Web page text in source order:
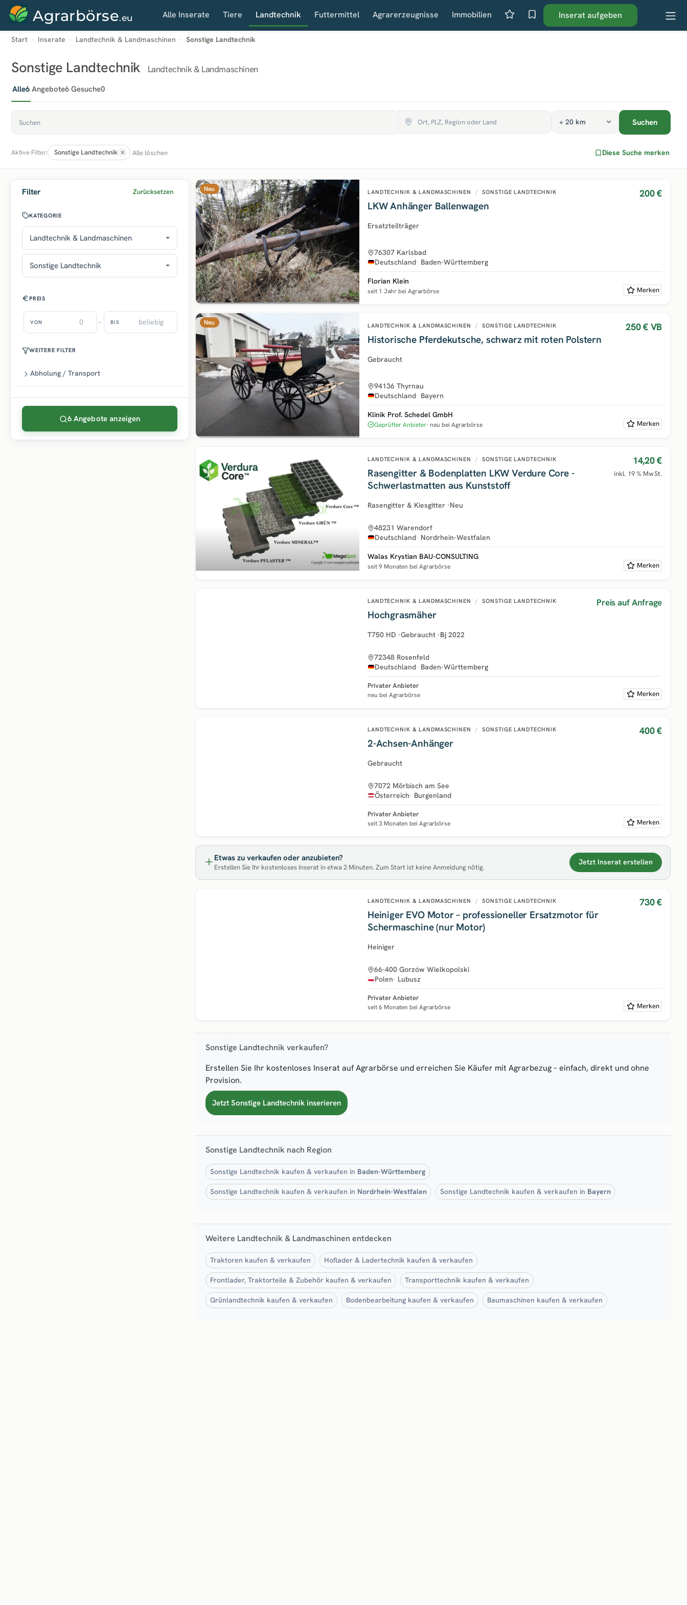
Agrarbörse.eu Alle Inserate Tiere Landtechnik Futtermittel Agrarerzeugnisse Immobilien Inserat aufgeben
Start Inserate Landtechnik & Landmaschinen Sonstige Landtechnik
Sonstige Landtechnik Landtechnik & Landmaschinen
Alle6 Angebote6 Gesuche0
Suchen
Aktive Filter: Sonstige Landtechnik Alle löschen Diese Suche merken
Filter Zurücksetzen
KATEGORIE
Landtechnik & Landmaschinen
Sonstige Landtechnik
PREIS
VON – BIS
WEITERE FILTER
Abholung / Transport
6 Angebote anzeigen
Neu LANDTECHNIK & LANDMASCHINEN / SONSTIGE LANDTECHNIK
LKW Anhänger Ballenwagen
200 €
Ersatzteilträger
76307 Karlsbad
Deutschland Baden-Württemberg
Florian Klein
seit 1 Jahr bei Agrarbörse Merken
Neu LANDTECHNIK & LANDMASCHINEN / SONSTIGE LANDTECHNIK
Historische Pferdekutsche, schwarz mit roten Polstern
250 € VB
Gebraucht
94136 Thyrnau
Deutschland Bayern
Klinik Prof. Schedel GmbH
Geprüfter Anbieter neu bei Agrarbörse Merken
LANDTECHNIK & LANDMASCHINEN / SONSTIGE LANDTECHNIK
Rasengitter & Bodenplatten LKW Verdure Core -
Schwerlastmatten aus Kunststoff
14,20 €
inkl. 19 % MwSt.
Rasengitter & Kiesgitter ·Neu
48231 Warendorf
Deutschland Nordrhein-Westfalen
Walas Krystian BAU-CONSULTING
seit 9 Monaten bei Agrarbörse Merken
LANDTECHNIK & LANDMASCHINEN / SONSTIGE LANDTECHNIK
Hochgrasmäher
Preis auf Anfrage
T750 HD ·Gebraucht ·Bj 2022
72348 Rosenfeld
Deutschland Baden-Württemberg
Privater Anbieter
neu bei Agrarbörse Merken
LANDTECHNIK & LANDMASCHINEN / SONSTIGE LANDTECHNIK
2-Achsen-Anhänger
400 €
Gebraucht
7072 Mörbisch am See
Österreich
Burgenland
Privater Anbieter
seit 3 Monaten bei Agrarbörse Merken
Etwas zu verkaufen oder anzubieten?
Erstellen Sie Ihr kostenloses Inserat in etwa 2 Minuten. Zum Start ist keine Anmeldung nötig.
Jetzt Inserat erstellen
LANDTECHNIK & LANDMASCHINEN / SONSTIGE LANDTECHNIK
Heiniger EVO Motor – professioneller Ersatzmotor für
Schermaschine (nur Motor)
730 €
Heiniger
66-400 Gorzów Wielkopolski
Polen
Lubusz
Privater Anbieter
seit 6 Monaten bei Agrarbörse Merken
Sonstige Landtechnik verkaufen?
Erstellen Sie Ihr kostenloses Inserat auf Agrarbörse und erreichen Sie Käufer mit Agrarbezug – einfach, direkt und ohne
Provision.
Jetzt Sonstige Landtechnik inserieren
Sonstige Landtechnik nach Region
Sonstige Landtechnik kaufen & verkaufen in Baden-Württemberg
Sonstige Landtechnik kaufen & verkaufen in Nordrhein-Westfalen Sonstige Landtechnik kaufen & verkaufen in Bayern
Weitere Landtechnik & Landmaschinen entdecken
Traktoren kaufen & verkaufen Hoflader & Ladertechnik kaufen & verkaufen
Frontlader, Traktorteile & Zubehör kaufen & verkaufen Transporttechnik kaufen & verkaufen
Grünlandtechnik kaufen & verkaufen Bodenbearbeitung kaufen & verkaufen Baumaschinen kaufen & verkaufen